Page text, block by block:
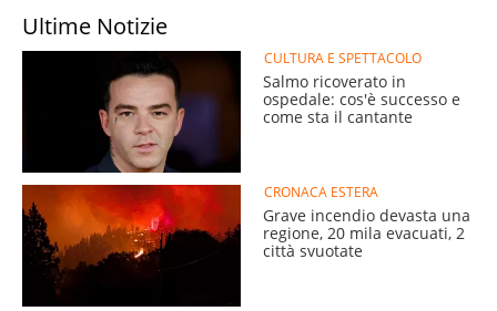
Ultime Notizie
CULTURA E SPETTACOLO
Salmo ricoverato in
ospedale: cos'è successo e
come sta il cantante
CRONACA ESTERA
Grave incendio devasta una
regione, 20 mila evacuati, 2
città svuotate